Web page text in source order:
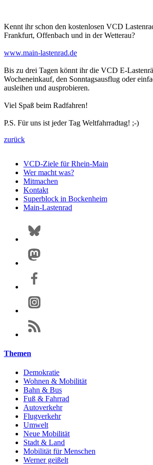
Kennt ihr schon den kostenlosen VCD
Frankfurt, Offenbach und in der Wetterau?
www.main-lastenrad.de
Bis zu drei Tagen könnt ihr die VCD E-
Wocheneinkauf, den Sonntagsausflug oder
ausleihen und ausprobieren.
Viel Spaß beim Radfahren!
P.S. Für uns ist jeder Tag Weltfahrradtag! ;-)
zurück
VCD-Ziele für Rhein-Main
Wer macht was?
Mitmachen
Kontakt
Superblock in Bockenheim
Main-Lastenrad
Themen
Demokratie
Wohnen & Mobilität
Bahn & Bus
Fuß & Fahrrad
Autoverkehr
Flugverkehr
Umwelt
Neue Mobilität
Stadt & Land
Mobilität für Menschen
Werner geißelt